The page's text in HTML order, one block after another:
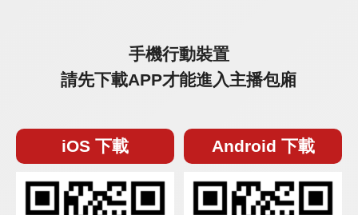
手機行動裝置
請先下載APP才能進入主播包廂
iOS 下載 Android 下載